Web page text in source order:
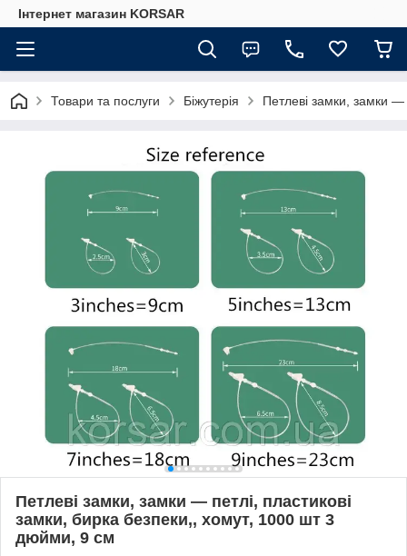
Iнтернет магазин KORSAR
Товари та послуги Біжутерія Петлеві замки, замки
Петлеві замки, замки — петлі, пластикові
замки, бирка безпеки,, хомут, 1000 шт 3
дюйми, 9 см